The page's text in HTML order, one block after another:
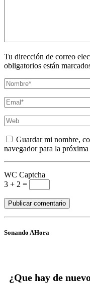
Tu dirección de correo
obligatorios están
Guardar mi nombre,
navegador para la
WC Captcha
3 + 2 =
Sonando AHora
¿Que hay de